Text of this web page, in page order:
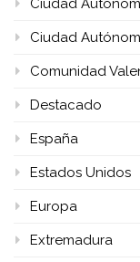
Ciudad
Ciudad
Comunidad
Destacado
España
Estados Unidos
Europa
Extremadura